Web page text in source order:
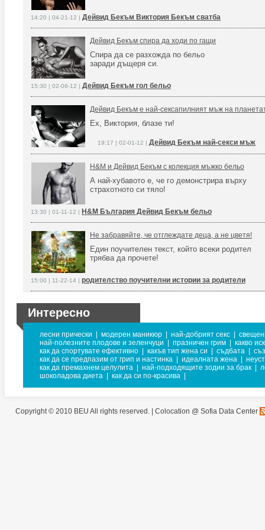
14:20 | 04-21-12 | Дейвид Бекъм Виктория Бекъм сватба
Дейвид Бекъм спира да ходи по гащи
Спира да се разхожда по бельо
заради дъщеря си.
15:30 | 02-06-12 | Дейвид Бекъм гол бельо
Дейвид Бекъм е най-сексапилният мъж на
Ех, Виктория, блазе ти!
19:17 | 02-01-12 | Дейвид Бекъм най-секси мъж
H&M и Дейвид Бекъм с колекция мъжко бельо
А най-хубавото е, че го демонстрира върху
страхотното си тяло!
13:30 | 01-11-12 | H&M България Дейвид Бекъм бельо
Не забравяйте, че отглеждате деца, а не цветя!
Един поучителен текст, който всеки родител
трябва да прочете!
15:00 | 11-22-14 | родителство поучителни истории за родители
Интересно
лесни прически модерен маникюр най-добрият секс
най-полезните плодове и зеленчуци
празничен грим
какво
как да спортувате ефективно
какъв тип жена си съдбата
как да се предпазим от грип и настинка
идеалната жена
как да премахнем целулита
най-подходящите зодии за брак
шоколадова диета
как да си по-красива
Copyright © 2010 BEU All rights reserved. | Colocation @ Sofia Data Center